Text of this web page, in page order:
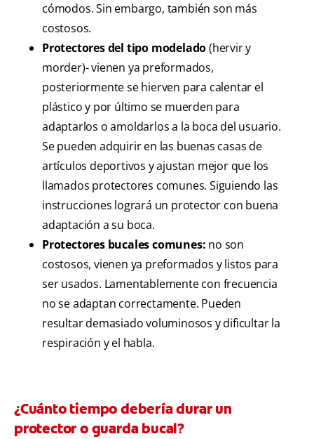
cómodos. Sin embargo, también son más
costosos.
Protectores del tipo modelado(hervir y
morder)- vienen ya preformados,
posteriormente se hierven para calentar el
plástico y por último se muerden para
adaptarlos o amoldarlos a la boca del usuario.
Se pueden adquirir en las buenas casas de
artículos deportivos y ajustan mejor que los
llamados protectores comunes. Siguiendo las
instrucciones logrará un protector con buena
adaptación a su boca.
Protectores bucales comunes: no son
costosos, vienen ya preformados y listos para
ser usados. Lamentablemente con frecuencia
no se adaptan correctamente. Pueden
resultar demasiado voluminosos y dificultar la
respiración y el habla.
¿Cuánto tiempo debería durar un
protector o guarda bucal?